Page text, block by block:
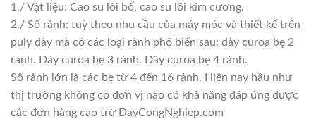
1./ Vật liệu: Cao su lõi bố, cao su lõi kim cương.
2./ Số rảnh: tuỳ theo nhu cầu của máy móc và thiết kế trên
puly dây mà có các loại rảnh phổ biến sau: dây curoa bẹ 2
rảnh. Dây curoa bẹ 3 rảnh. Dây curoa bẹ 4 rảnh.
Số rảnh lớn là các bẹ từ 4 đến 16 rảnh. Hiện nay hầu như
thị trường không có đơn vị nào có khả năng đáp ứng được
các đơn hàng cao trừ DayCongNghiep.com